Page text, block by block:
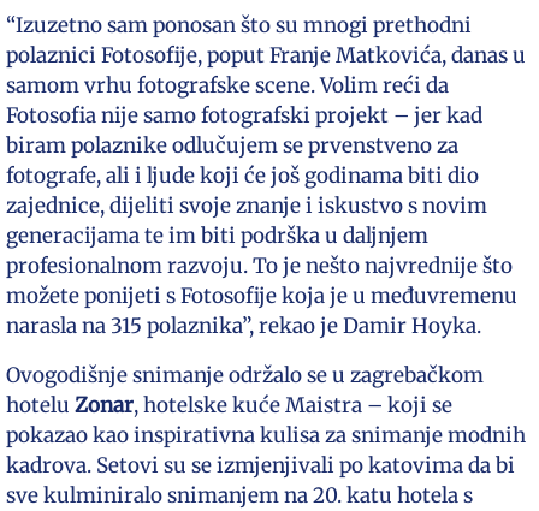
“Izuzetno sam ponosan što su mnogi prethodni
polaznici Fotosofije, poput Franje Matkovića, danas u
samom vrhu fotografske scene. Volim reći da
Fotosofia nije samo fotografski projekt – jer kad
biram polaznike odlučujem se prvenstveno za
fotografe, ali i ljude koji će još godinama biti dio
zajednice, dijeliti svoje znanje i iskustvo s novim
generacijama te im biti podrška u daljnjem
profesionalnom razvoju. To je nešto najvrednije što
možete ponijeti s Fotosofije koja je u međuvremenu
narasla na 315 polaznika”, rekao je Damir Hoyka.
Ovogodišnje snimanje održalo se u zagrebačkom
hotelu Zonar, hotelske kuće Maistra – koji se
pokazao kao inspirativna kulisa za snimanje modnih
kadrova. Setovi su se izmjenjivali po katovima da bi
sve kulminiralo snimanjem na 20. katu hotela s